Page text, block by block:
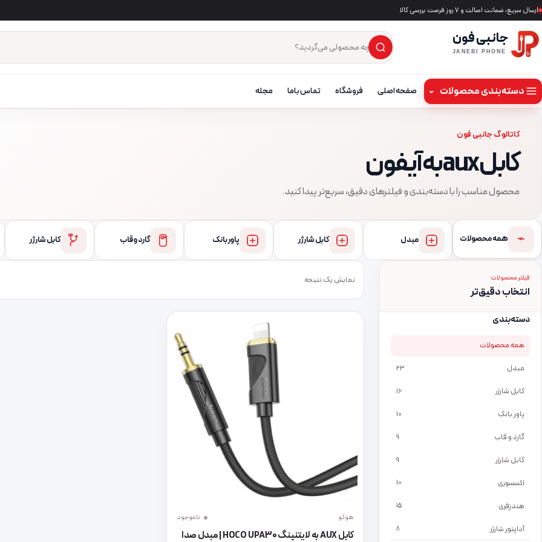
ارسال سریع، ضمانت اصالت و ۷ روز فرصت بررسی کالا
جانبی فون
JANEBI PHONE جست‌وجوی محصول
×
دسته‌بندی محصولات ⌄ صفحه اصلی فروشگاه تماس باما مجله
کاتالوگ جانبی فون
کابل aux به آیفون
محصول مناسب را با دسته‌بندی و فیلترهای دقیق، سریع‌تر پیدا کنید.
⌁ همه محصولات مبدل کابل شارژر پاور بانک گارد و قاب کابل شارژر
فیلتر محصولات
انتخاب دقیق‌تر
دسته‌بندی
همه محصولات
مبدل 23
کابل شارژر 16
پاور بانک 10
گارد و قاب 9
کابل شارژر 9
اکسسوری 10
هندزفری 15
آداپتور شارژر 8
نمایش یک نتیجه
هوکو ناموجود
کابل AUX به لایتنینگ HOCO UPA30 | مبدل صدا